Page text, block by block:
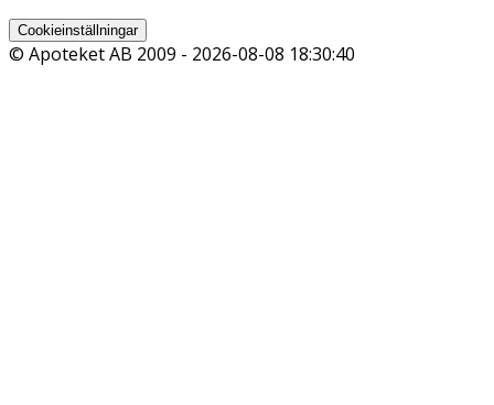
Cookieinställningar
© Apoteket AB 2009 - 2026-08-08 18:30:40